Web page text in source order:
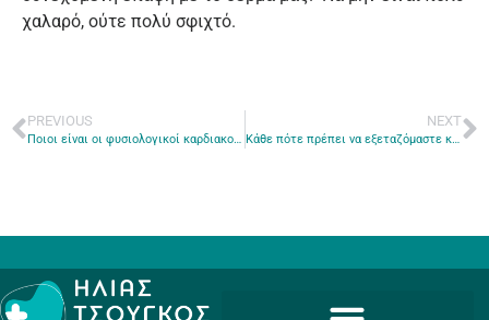
χαλαρό, ούτε πολύ σφιχτό.
PREVIOUS
Ποιοι είναι οι φυσιολογικοί καρδιακοί παλμοί;
NEXT
Κάθε πότε πρέπει να εξεταζόμαστε καρδιολογικά;